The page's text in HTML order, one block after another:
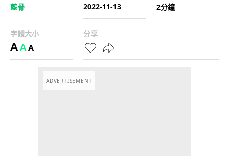
藍骨
2022-11-13
2分鐘
字體大小
AAA
分享
ADVERTISEMENT